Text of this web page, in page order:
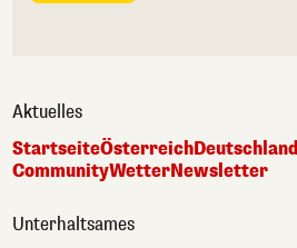
Aktuelles
StartseiteÖsterreichDeutschland
CommunityWetterNewsletter
Unterhaltsames